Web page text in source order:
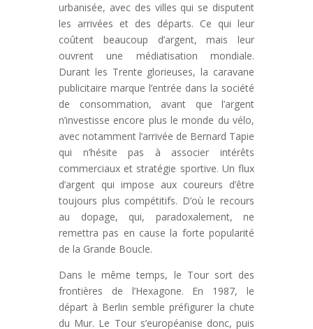
urbanisée, avec des villes qui se disputent
les arrivées et des départs. Ce qui leur
coûtent beaucoup d’argent, mais leur
ouvrent une médiatisation mondiale.
Durant les Trente glorieuses, la caravane
publicitaire marque l’entrée dans la société
de consommation, avant que l’argent
n’investisse encore plus le monde du vélo,
avec notamment l’arrivée de Bernard Tapie
qui n’hésite pas à associer intérêts
commerciaux et stratégie sportive. Un flux
d’argent qui impose aux coureurs d’être
toujours plus compétitifs. D’où le recours
au dopage, qui, paradoxalement, ne
remettra pas en cause la forte popularité
de la Grande Boucle.
Dans le même temps, le Tour sort des
frontières de l’Hexagone. En 1987, le
départ à Berlin semble préfigurer la chute
du Mur. Le Tour s’européanise donc, puis